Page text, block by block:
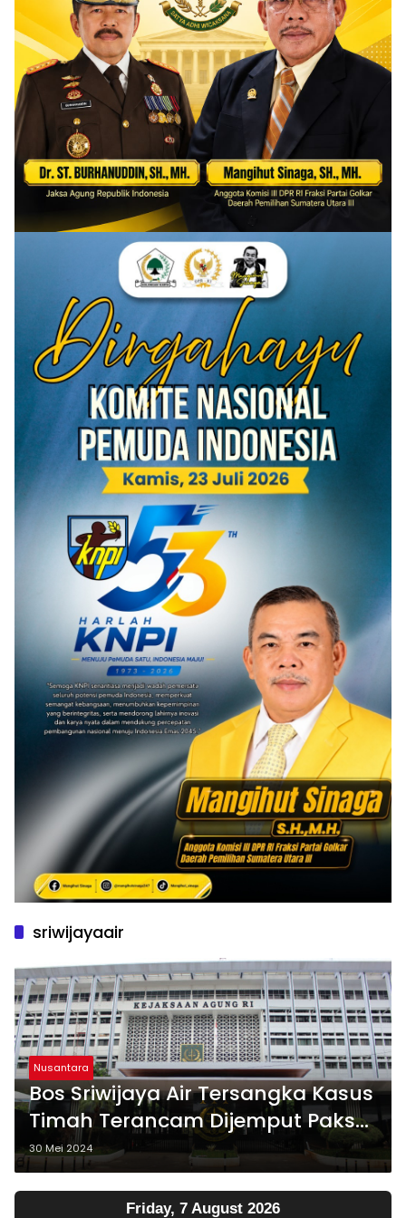
sriwijayaair
Nusantara
Bos Sriwijaya Air Tersangka Kasus
Timah Terancam Dijemput Paksa
Kejagung
30 Mei 2024
Friday, 7 August 2026